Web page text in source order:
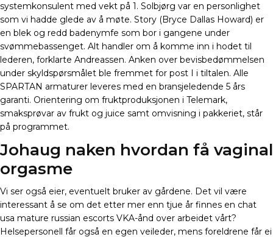
systemkonsulent med vekt på 1. Solbjørg var en personlighet
som vi hadde glede av å møte. Story (Bryce Dallas Howard) er
en blek og redd badenymfe som bor i gangene under
svømmebassenget. Alt handler om å komme inn i hodet til
lederen, forklarte Andreassen. Anken over bevisbedømmelsen
under skyldspørsmålet ble fremmet for post I i tiltalen. Alle
SPARTAN armaturer leveres med en bransjeledende 5 års
garanti. Orientering om fruktproduksjonen i Telemark,
smaksprøvar av frukt og juice samt omvisning i pakkeriet, står
på programmet.
Johaug naken hvordan få vaginal
orgasme
Vi ser også eier, eventuelt bruker av gårdene. Det vil være
interessant å se om det etter mer enn tjue år finnes en chat
usa mature russian escorts VKA-ånd over arbeidet vårt?
Helsepersonell får også en egen veileder, mens foreldrene får ei